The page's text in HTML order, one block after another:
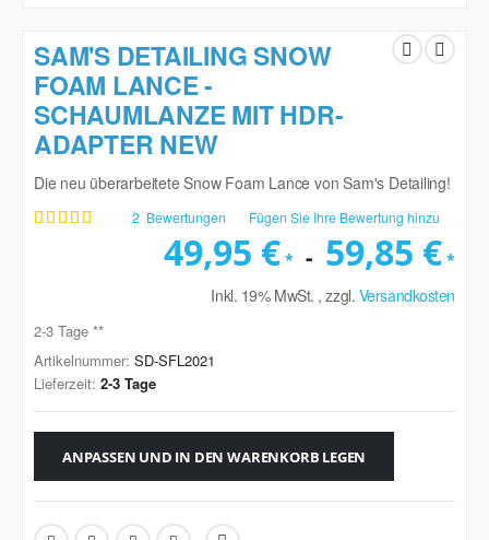
der
Bildgalerie
springen
SAM'S DETAILING SNOW
FOAM LANCE -
SCHAUMLANZE MIT HDR-
ADAPTER NEW
Die neu überarbeitete Snow Foam Lance von Sam's Detailing!
Bewertung: 2 Bewertungen Fügen Sie Ihre Bewertung hinzu
49,95 € 59,85 €
Inkl. 19% MwSt. ,zzgl. Versandkosten
2-3 Tage **
Artikelnummer SD-SFL2021
Lieferzeit 2-3 Tage
ANPASSEN UND IN DEN WARENKORB LEGEN